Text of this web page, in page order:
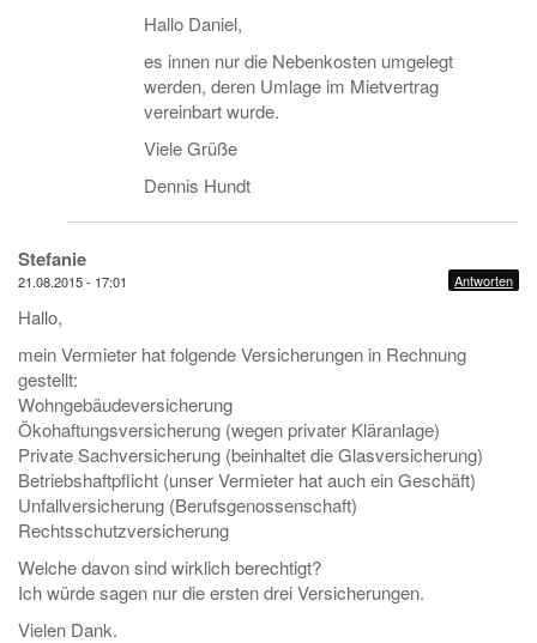
Hallo Daniel,
es innen nur die Nebenkosten umgelegt
werden, deren Umlage im Mietvertrag
vereinbart wurde.
Viele Grüße
Dennis Hundt
Stefanie
21.08.2015 - 17:01 Antworten
Hallo,
mein Vermieter hat folgende Versicherungen in Rechnung
gestellt:
Wohngebäudeversicherung
Ökohaftungsversicherung (wegen privater Kläranlage)
Private Sachversicherung (beinhaltet die Glasversicherung)
Betriebshaftpflicht (unser Vermieter hat auch ein Geschäft)
Unfallversicherung (Berufsgenossenschaft)
Rechtsschutzversicherung
Welche davon sind wirklich berechtigt?
Ich würde sagen nur die ersten drei Versicherungen.
Vielen Dank.